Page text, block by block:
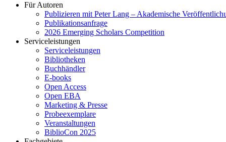
Für Autoren
Publizieren mit Peter Lang – Akademische
Publikationsanfrage
2026 Emerging Scholars Competition
Serviceleistungen
Serviceleistungen
Bibliotheken
Buchhändler
E-books
Open Access
Open EBA
Marketing & Presse
Probeexemplare
Veranstaltungen
BiblioCon 2025